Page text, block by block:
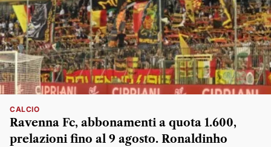
CALCIO
Ravenna Fc, abbonamenti a quota 1.600,
prelazioni fino al 9 agosto. Ronaldinho